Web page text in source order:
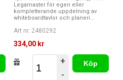
Legamaster för egen eller
kompletterande uppdelning av
whiteboardtavlor och planeri...
Art nr. 2480292
334,00 kr
+
-
Köp